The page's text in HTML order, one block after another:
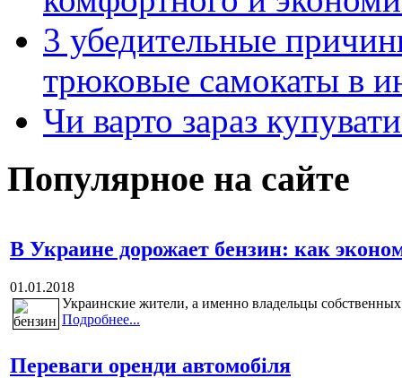
3 убедительные
трюковые самокаты в
Чи варто зараз
Популярное на сайте
В Украине дорожает бензин: как
01.01.2018
Украинские жители, а именно владельцы
Подробнее...
Переваги оренди автомобіля